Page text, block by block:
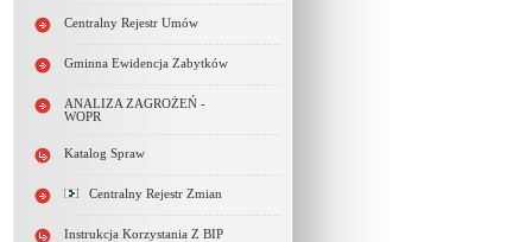
Centralny Rejestr Umów
Gminna Ewidencja Zabytków
ANALIZA ZAGROŻEŃ -
WOPR
Katalog Spraw
Centralny Rejestr Zmian
Instrukcja Korzystania Z BIP